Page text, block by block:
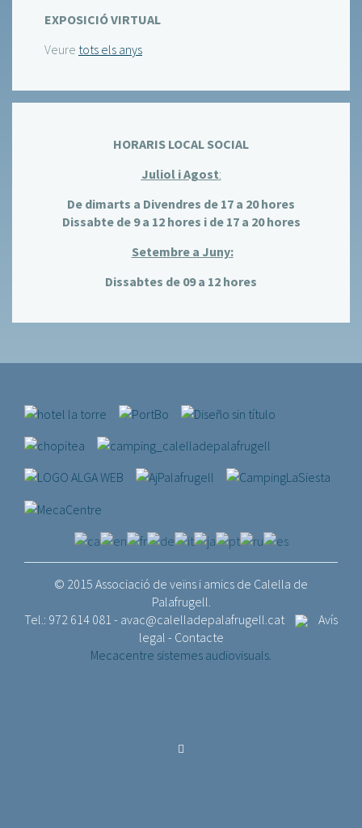
EXPOSICIÓ VIRTUAL
Veure tots els anys
HORARIS LOCAL SOCIAL
Juliol i Agost:
De dimarts a Divendres de 17 a 20 hores
Dissabte de 9 a 12 hores i de 17 a 20 hores
Setembre a Juny:
Dissabtes de 09 a 12 hores
© 2015 Associació de veïns i amics de Calella de
Palafrugell.
Tel.: 972 614 081 - avac@calelladepalafrugell.cat
Avís
legal - Contacte
Mecacentre sistemes audiovisuals.